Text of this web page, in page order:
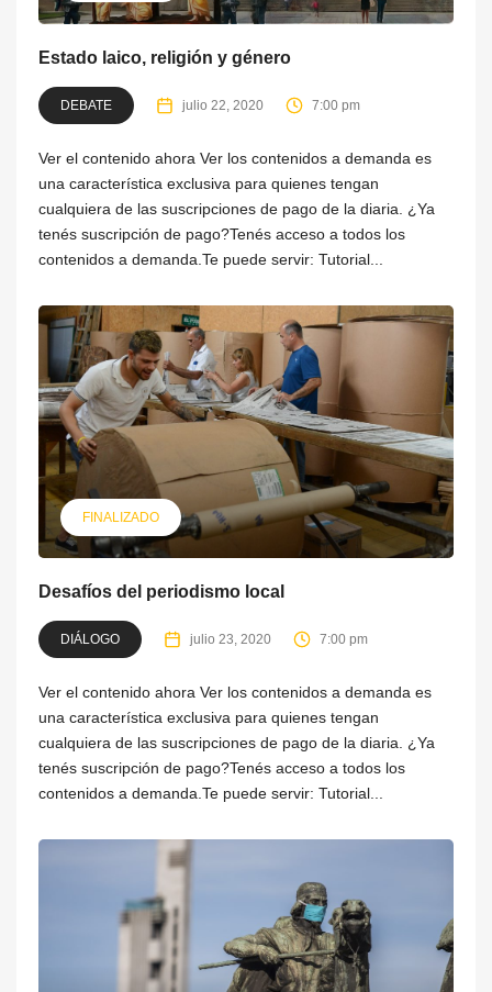
Estado laico, religión y género
DEBATE julio 22, 2020 7:00 pm
Ver el contenido ahora Ver los contenidos a demanda es
una característica exclusiva para quienes tengan
cualquiera de las suscripciones de pago de la diaria. ¿Ya
tenés suscripción de pago?Tenés acceso a todos los
contenidos a demanda.Te puede servir: Tutorial...
FINALIZADO
Desafíos del periodismo local
DIÁLOGO julio 23, 2020 7:00 pm
Ver el contenido ahora Ver los contenidos a demanda es
una característica exclusiva para quienes tengan
cualquiera de las suscripciones de pago de la diaria. ¿Ya
tenés suscripción de pago?Tenés acceso a todos los
contenidos a demanda.Te puede servir: Tutorial...